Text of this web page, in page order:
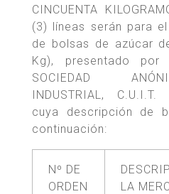
CINCUENTA
(3) líneas serán para
de bolsas de azúcar
Kg), presentado por
SOCIEDAD
INDUSTRIAL,
cuya descripción de
continuación:
Nº DE
ORDEN
LA